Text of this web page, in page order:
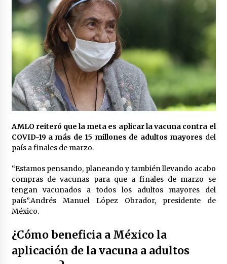
AMLO reiteró que la meta es aplicar la vacuna contra el
COVID-19 a más de 15 millones de adultos mayores del
país a finales de marzo.
“Estamos pensando, planeando y también llevando acabo
compras de vacunas para que a finales de marzo se
tengan vacunados a todos los adultos mayores del
país”.Andrés Manuel López Obrador, presidente de
México.
¿Cómo beneficia a México la
aplicación de la vacuna a adultos